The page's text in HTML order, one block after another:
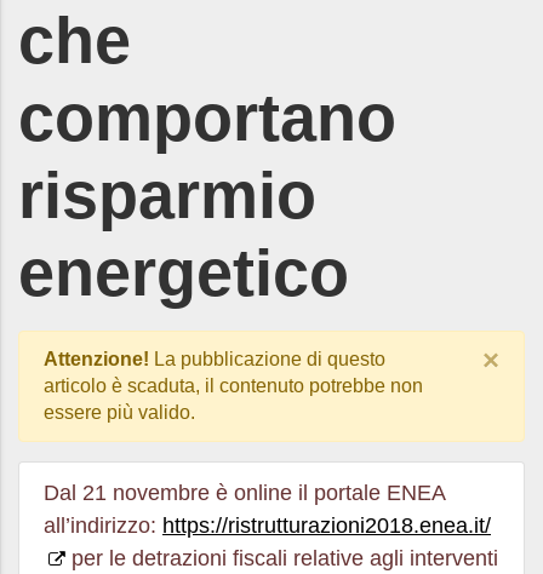
che
comportano
risparmio
energetico
Attenzione! La pubblicazione di questo
articolo è scaduta, il contenuto potrebbe non
essere più valido.
×
Dal 21 novembre è online il portale ENEA
all’indirizzo: https://ristrutturazioni2018.enea.it/
per le detrazioni fiscali relative agli interventi